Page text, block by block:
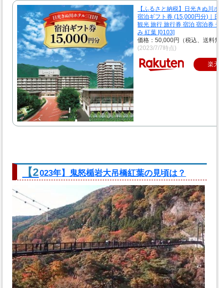
【ふるさと納税】日光きぬ川
宿泊ギフト券 (15,000円分)｜
観光 旅行 旅行券 宿泊 宿泊券
み 紅葉 [0103]
価格：50,000円（税込、送料
(2023/7/7時点)
楽
【2023年】鬼怒楯岩大吊橋紅葉の見頃は？